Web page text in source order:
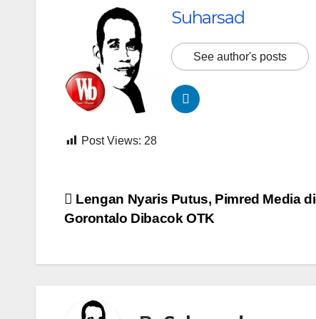
Suharsad
See author's posts
Post Views: 28
Navigasi
Lengan Nyaris Putus, Pimred Media di
Gorontalo Dibacok OTK